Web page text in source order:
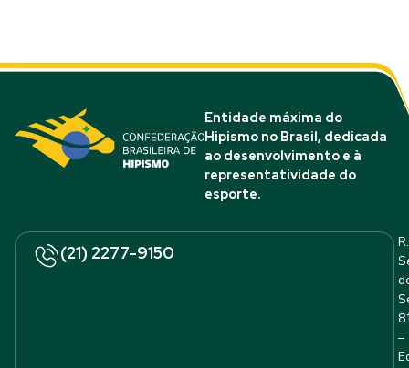
Entidade máxima do
Hipismo no Brasil, dedicada
ao desenvolvimento e à
representatividade do
esporte.
(21) 2277-9150
R.
–